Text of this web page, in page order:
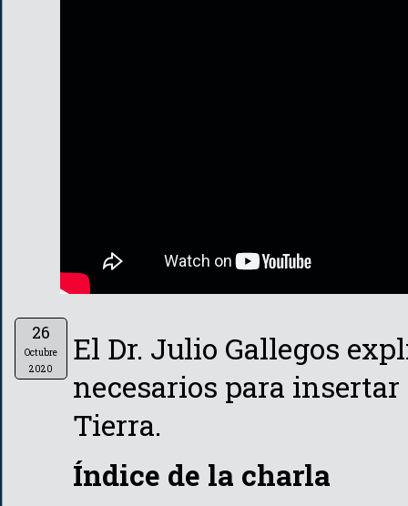
26
Octubre
2020
El Dr. Julio Gallegos
necesarios para
Tierra.
Índice de la charla